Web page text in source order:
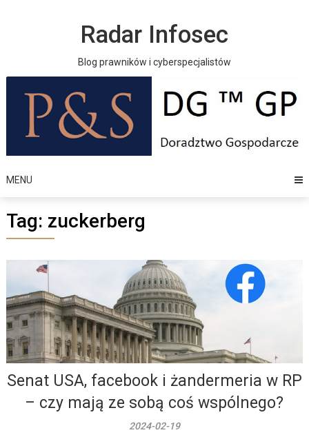
Radar Infosec
Blog prawników i cyberspecjalistów
MENU
Tag: zuckerberg
Senat USA, facebook i żandermeria w RP
– czy mają ze sobą coś wspólnego?
2024-02-19